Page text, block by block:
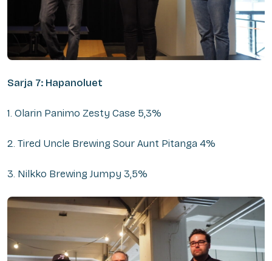
Sarja 7: Hapanoluet
1. Olarin Panimo Zesty Case 5,3%
2. Tired Uncle Brewing Sour Aunt Pitanga 4%
3. Nilkko Brewing Jumpy 3,5%